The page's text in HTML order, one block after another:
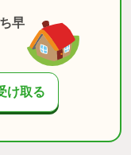
早
け取る